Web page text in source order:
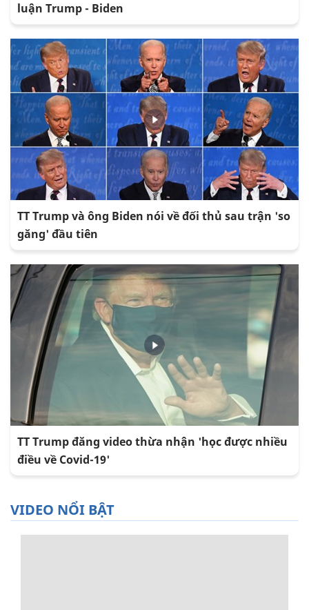
luận Trump - Biden
TT Trump và ông Biden nói về đối thủ sau trận 'so
găng' đầu tiên
TT Trump đăng video thừa nhận 'học được nhiều
điều về Covid-19'
VIDEO NỔI BẬT